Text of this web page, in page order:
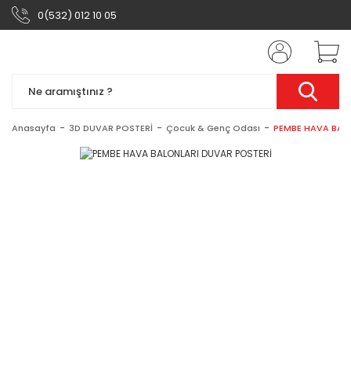
0(532) 012 10 05
Anasayfa 3D DUVAR POSTERİ Çocuk & Genç Odası PEMBE HAVA